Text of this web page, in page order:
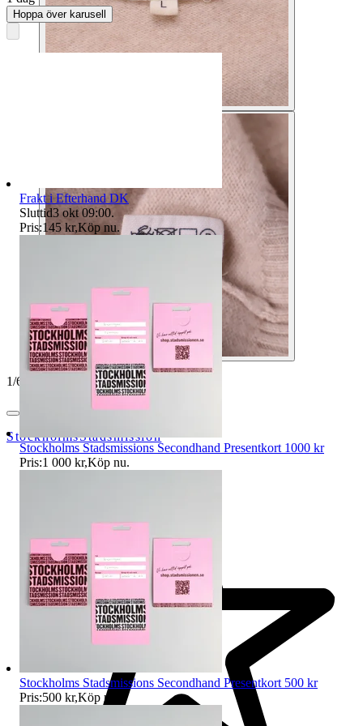
1/6
StockholmsStadsmission
Hoppa över karusell
Frakt i Efterhand DK
Sluttid3 okt 09:00.
Pris:145 kr,Köp nu.
Stockholms Stadsmissions Secondhand Presentkort 1000 kr
Pris:1 000 kr,Köp nu.
Stockholms Stadsmissions Secondhand Presentkort 500 kr
Pris:500 kr,Köp nu